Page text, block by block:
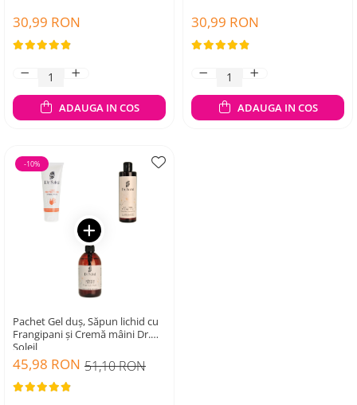
30,99 RON
ADAUGA IN COS
30,99 RON
ADAUGA IN COS
-10%
Pachet Gel duș, Săpun lichid cu
Frangipani și Cremă mâini Dr.
Soleil
51,10 RON
45,98 RON